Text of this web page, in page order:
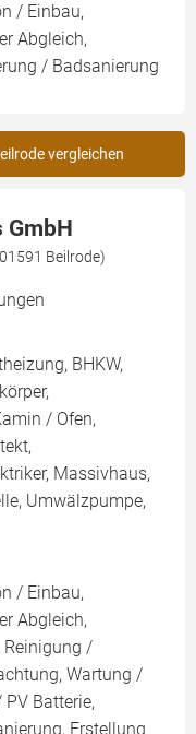
/ Einbau,
Abgleich,
/ Badsanierung
vergleichen
Beilrode)
BHKW,
/ Ofen,
Massivhaus,
Umwälzpumpe,
/ Einbau,
Abgleich,
/
Wartung /
Batterie,
Erstellung